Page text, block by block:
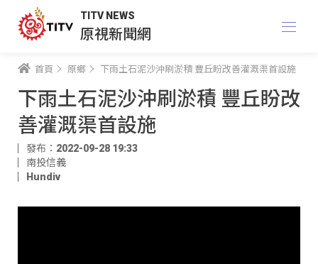
TITV NEWS
原視新聞網
首頁 原鄉 下雨土石泥沙沖刷淤積 豐丘盼改善灌溉渠首設施
下雨土石泥沙沖刷淤積 豐丘盼改
善灌溉渠首設施
發布：2022-09-28 19:33
南投信義
Hundiv